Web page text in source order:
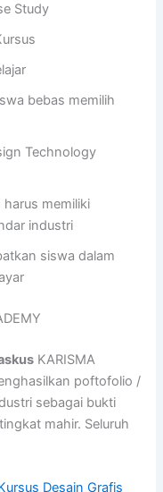
Study
bebas memilih
Technology
harus memiliki
industri
siswa dalam
KARISMA
poftofolio /
sebagai bukti
mahir. Seluruh